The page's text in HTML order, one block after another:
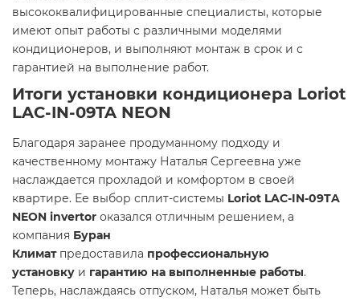
высококвалифицированные специалисты, которые
имеют опыт работы с различными моделями
кондиционеров, и выполняют монтаж в срок и с
гарантией на выполнение работ.
Итоги установки кондиционера Loriot
LAC-IN-09TA NEON
Благодаря заранее продуманному подходу и
качественному монтажу Наталья Сергеевна уже
наслаждается прохладой и комфортом в своей
квартире. Ее выбор сплит-системы Loriot LAC-IN-09TA
NEON invertor оказался отличным решением, а
компания Буран
Климатпредоставила профессиональную
установку и гарантию на выполненные работы.
Теперь, наслаждаясь отпуском, Наталья может быть